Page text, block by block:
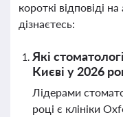
короткі відповіді
дізнаєтесь:
Які
Києві у 2026
Лідерами
році є клініки